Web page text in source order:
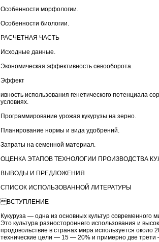
Особенности морфологии.
Особенности биологии.
РАСЧЕТНАЯ ЧАСТЬ
Исходные данные.
Экономическая эффективность севооборота.
Эффект
ивность использования генетического потенциала
условиях.
Программирование урожая кукурузы на зерно.
Планирование нормы и вида удобрений.
Затраты на семенной материал.
ОЦЕНКА ЭТАПОВ ТЕХНОЛОГИИ ПРОИЗВОДСТВА
ВЫВОДЫ И ПРЕДЛОЖЕНИЯ
СПИСОК ИСПОЛЬЗОВАННОЙ ЛИТЕРАТУРЫ
ВСТУПЛЕНИЕ
Кукуруза — одна из основных культур современного
Это культура разностороннего использования и
продовольствие в странах мира используется около
технические цели — 15 — 20% и примерно две трети